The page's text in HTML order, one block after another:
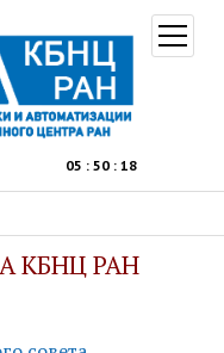
05 : 50 : 19
меню
КБНЦ РАН